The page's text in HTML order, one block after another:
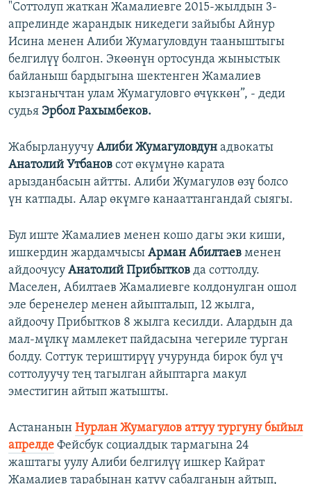
"Соттолуп жаткан Жамалиевге 2015-жылдын 3-
апрелинде жарандык никедеги зайыбы Айнур
Исина менен Алиби Жумагуловдун тааныштыгы
белгилүү болгон. Экөөнүн ортосунда жыныстык
байланыш бардыгына шектенген Жамалиев
кызганычтан улам Жумагуловго өчүккөн”, - деди
судья Эрбол Рахымбеков.
Жабырлануучу Алиби Жумагуловдун адвокаты
Анатолий Утбанов сот өкүмүнө карата
арызданбасын айтты. Алиби Жумагулов өзү болсо
үн катпады. Алар өкүмгө канааттангандай сыягы.
Бул иште Жамалиев менен кошо дагы эки киши,
ишкердин жардамчысы Арман Абилтаев менен
айдоочусу Анатолий Прибытков да соттолду.
Маселен, Абилтаев Жамалиевге колдонулган ошол
эле беренелер менен айыпталып, 12 жылга,
айдоочу Прибытков 8 жылга кесилди. Алардын да
мал-мүлкү мамлекет пайдасына чегериле турган
болду. Соттук териштирүү учурунда бирок бул үч
соттолуучу тең тагылган айыптарга макул
эместигин айтып жатышты.
Астананын Нурлан Жумагулов аттуу тургуну быйыл
апрелде Фейсбук социалдык тармагына 24
жаштагы уулу Алиби белгилүү ишкер Кайрат
Жамалиев тарабынан катуу сабалганын айтып,